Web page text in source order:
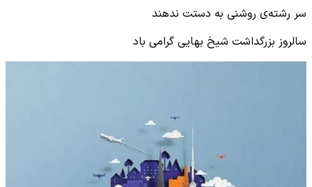
سر رشته‌ی روشنی به دستت ندهند
سالروز بزرگداشت شیخ بهایی گرامی باد